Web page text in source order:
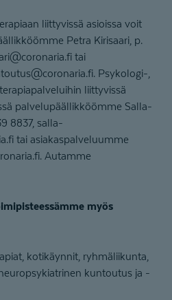
liittyvissä asioissa voit
Petra Kirisaari, p.
tai
Psykologi-,
liittyvissä
palvelupäällikköömme Salla-
8837, salla-
tai asiakaspalveluumme
Autamme
myös
kotikäynnit, ryhmäliikunta,
kuntoutus ja -